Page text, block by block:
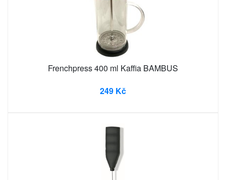
Frenchpress 400 ml Kaffia BAMBUS
249 Kč